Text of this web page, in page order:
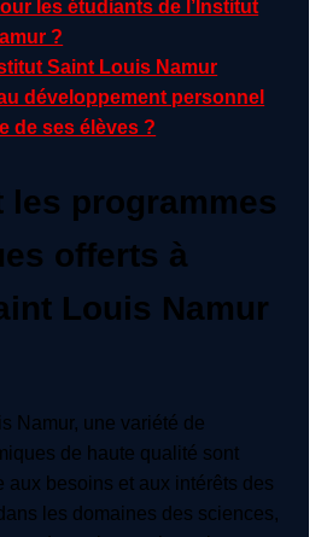
les étudiants de l’Institut
?
Saint Louis Namur
développement personnel
de ses élèves ?
les programmes
offerts à
Louis Namur
Namur, une variété de
de haute qualité sont
aux besoins et aux intérêts des
les domaines des sciences,